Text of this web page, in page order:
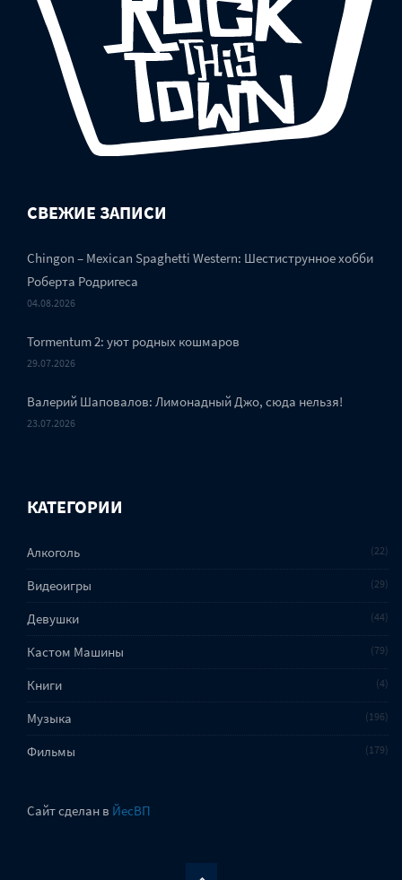
СВЕЖИЕ ЗАПИСИ
Chingon – Mexican Spaghetti Western: Шестиструнное хобби
Роберта Родригеса
04.08.2026
Tormentum 2: уют родных кошмаров
29.07.2026
Валерий Шаповалов: Лимонадный Джо, сюда нельзя!
23.07.2026
КАТЕГОРИИ
Алкоголь 22
Видеоигры 29
Девушки 44
Кастом Машины 79
Книги 4
Музыка 196
Фильмы 179
Сайт сделан в ЙесВП